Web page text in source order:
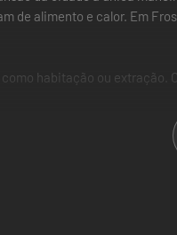
de alimento e calor. Em
habitação ou
ou o Instituto de